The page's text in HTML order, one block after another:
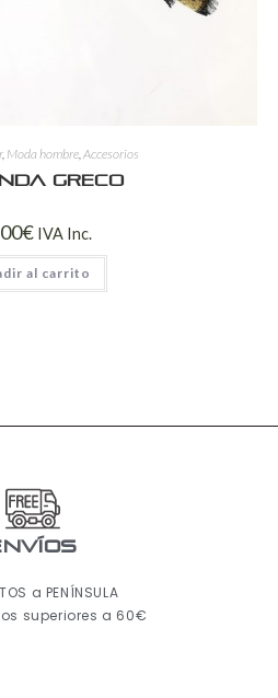
, Moda hombre Accesorios
Greco
€ IVA Inc.
al carrito
a PENÍNSULA
superiores a 60€